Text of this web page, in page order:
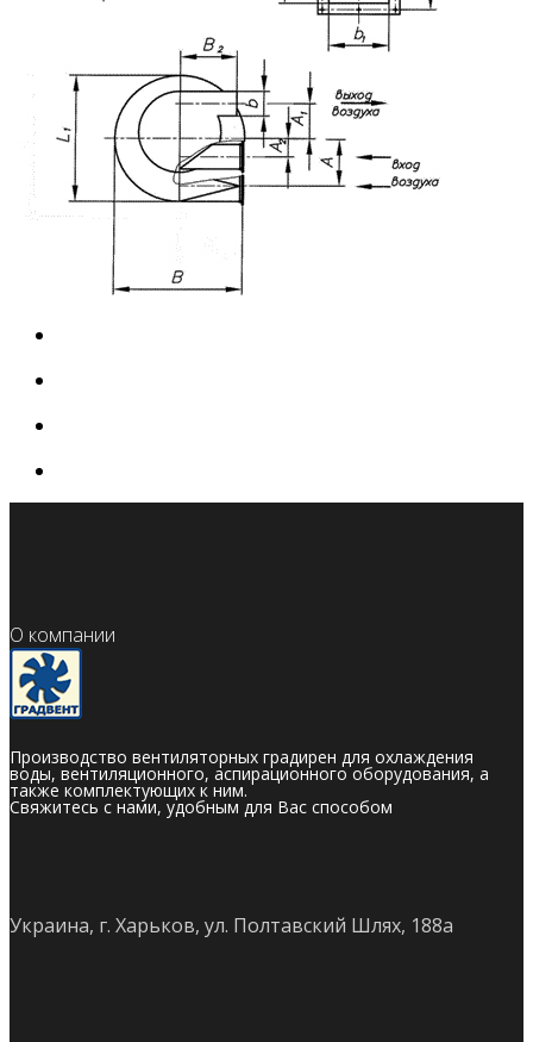
О компании
Производство вентиляторных градирен для охлаждения
воды, вентиляционного, аспирационного оборудования, а
также комплектующих к ним.
Свяжитесь с нами, удобным для Вас способом
Украина, г. Харьков, ул. Полтавский Шлях, 188а